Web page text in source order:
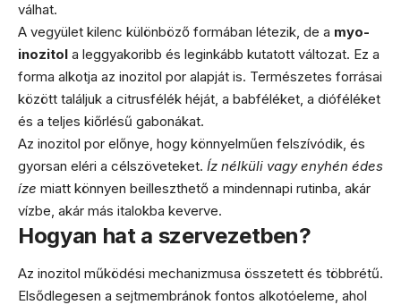
válhat.
A vegyület kilenc különböző formában létezik, de a myo-
inozitol a leggyakoribb és leginkább kutatott változat. Ez a
forma alkotja az inozitol por alapját is. Természetes forrásai
között találjuk a citrusfélék héját, a babféléket, a dióféléket
és a teljes kiőrlésű gabonákat.
Az inozitol por előnye, hogy könnyelműen felszívódik, és
gyorsan eléri a célszöveteket. Íz nélküli vagy enyhén édes
íze miatt könnyen beilleszthető a mindennapi rutinba, akár
vízbe, akár más italokba keverve.
Hogyan hat a szervezetben?
Az inozitol működési mechanizmusa összetett és többrétű.
Elsődlegesen a sejtmembránok fontos alkotóeleme, ahol